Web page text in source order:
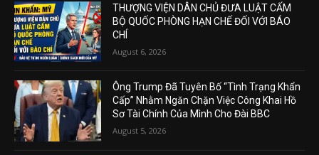
THƯỢNG VIỆN DÂN CHỦ ĐƯA LUẬT CẤM
BỘ QUỐC PHÒNG HẠN CHẾ ĐỐI VỚI BÁO
CHÍ
August 6, 2026
Ông Trump Đã Tuyên Bố “Tình Trạng Khẩn
Cấp” Nhằm Ngăn Chặn Việc Công Khai Hồ
Sơ Tài Chính Của Mình Cho Đài BBC
August 5, 2026